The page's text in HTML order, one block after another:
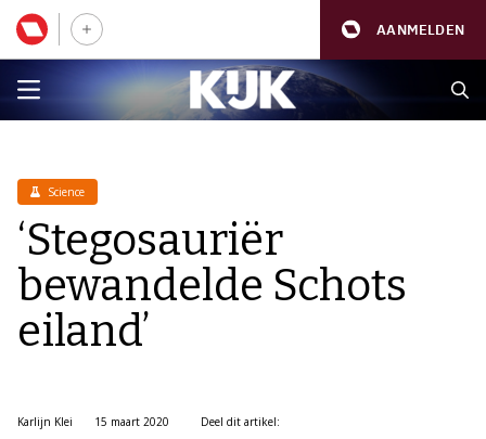
AANMELDEN
Science
‘Stegosauriër
bewandelde Schots
eiland’
Karlijn Klei
15 maart 2020
Deel dit artikel: